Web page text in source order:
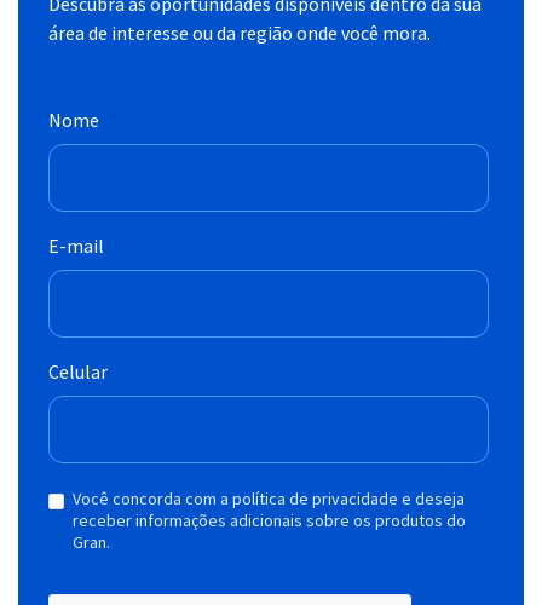
área de interesse ou da região onde você mora.
Nome
E-mail
Celular
Você concorda com a política de privacidade e deseja
receber informações adicionais sobre os produtos do
Gran.